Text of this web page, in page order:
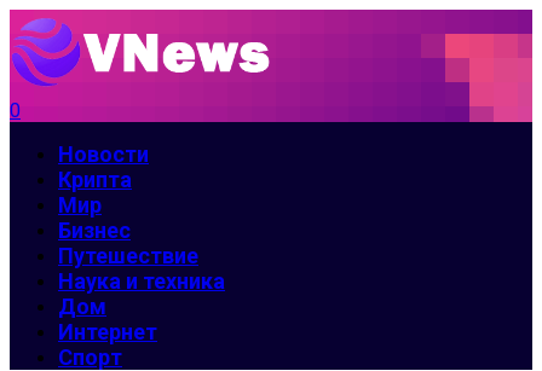
0
Новости
Крипта
Мир
Бизнес
Путешествие
Наука и техника
Дом
Интернет
Спорт